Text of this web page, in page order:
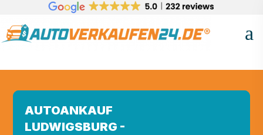
AUTOANKAUF
LUDWIGSBURG -